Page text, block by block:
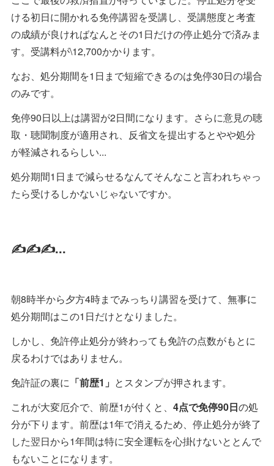
ける初日に開かれる免停講習を受講し、受講態度と考査
の成績が良ければなんとその1日だけの停止処分で済みま
す。受講料が\12,700かかります。
なお、処分期間を1日まで短縮できるのは免停30日の場合
のみです。
免停90日以上は講習が2日間になります。さらに意見の聴
取・聴聞制度が適用され、反省文を提出するとやや処分
が軽減されるらしい...
処分期間1日まで減らせるなんてそんなこと言われちゃっ
たら受けるしかないじゃないですか。
✍✍✍...
朝8時半から夕方4時までみっちり講習を受けて、無事に
処分期間はこの1日だけとなりました。
しかし、免許停止処分が終わっても免許の点数がもとに
戻るわけではありません。
免許証の裏に 「前歴1」 とスタンプが押されます。
これが大変厄介で、前歴1が付くと、 4点で免停90日の処
分が下ります。前歴は1年で消えるため、停止処分が終了
した翌日から1年間は特に安全運転を心掛けないととんで
もないことになります。